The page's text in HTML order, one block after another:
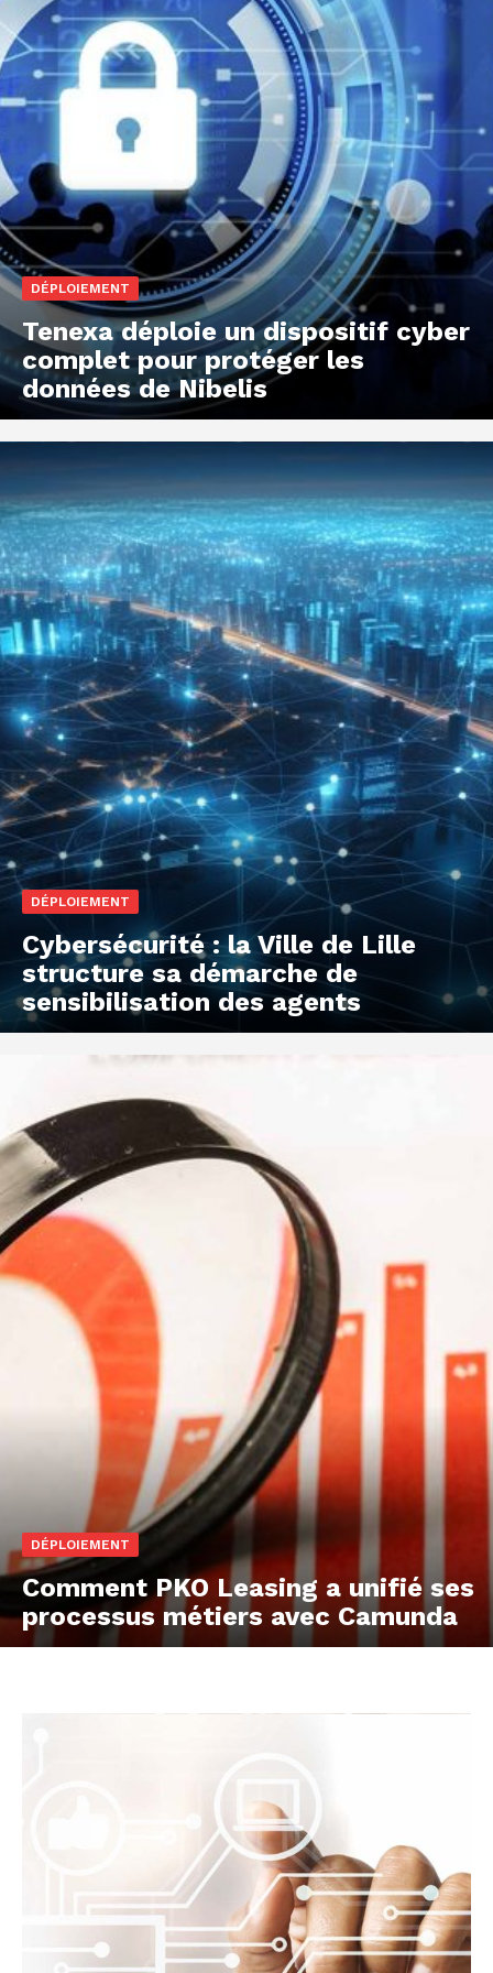
DÉPLOIEMENT
Tenexa déploie un dispositif cyber
complet pour protéger les
données de Nibelis
DÉPLOIEMENT
Cybersécurité : la Ville de Lille
structure sa démarche de
sensibilisation des agents
DÉPLOIEMENT
Comment PKO Leasing a unifié ses
processus métiers avec Camunda